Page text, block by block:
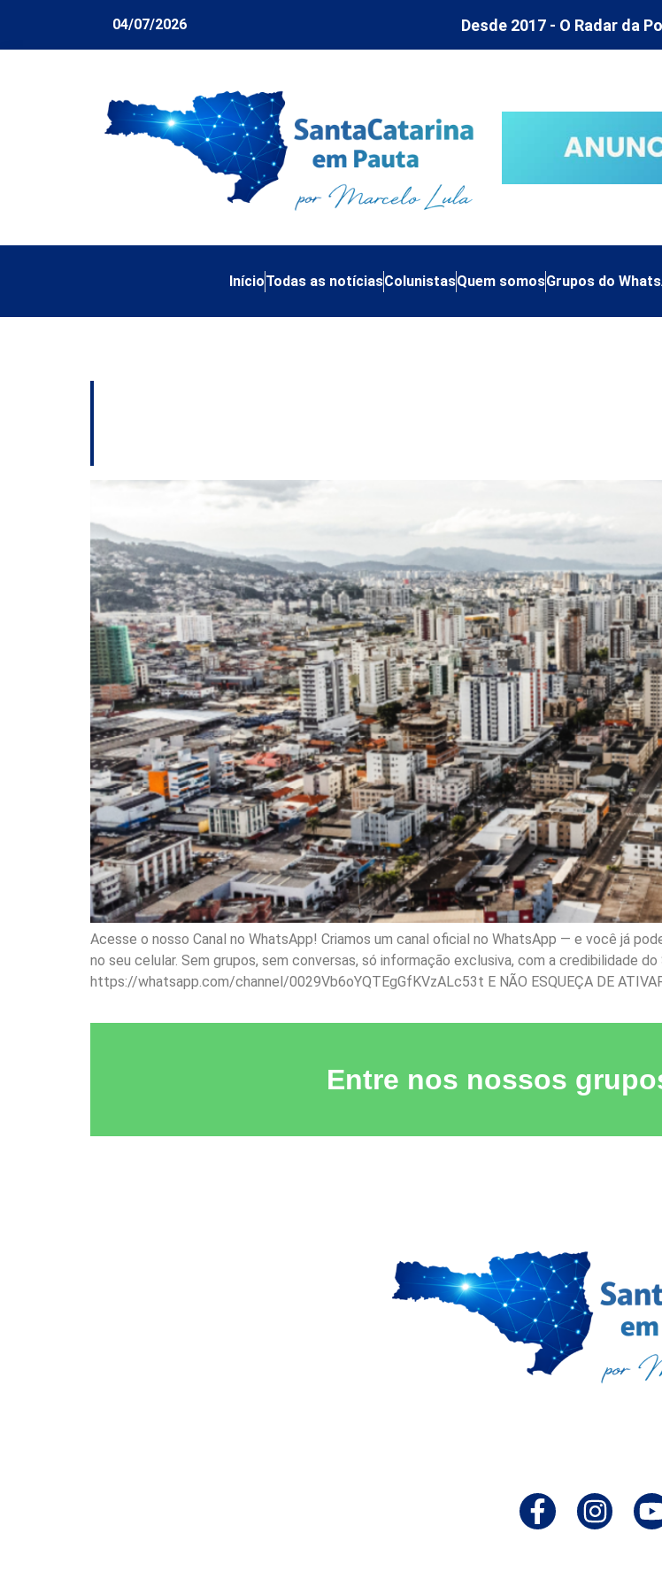
04/07/2026 Desde 2017 - O Radar da
InícioTodas as notíciasColunistasQuem somosGrupos do
Acesse o nosso Canal no WhatsApp! Criamos um canal oficial no WhatsApp — e você já
no seu celular. Sem grupos, sem conversas, só informação exclusiva, com a credibilidade
https://whatsapp.com/channel/0029Vb6oYQTEgGfKVzALc53t E NÃO ESQUEÇA DE ATIVAR
Entre nos nossos